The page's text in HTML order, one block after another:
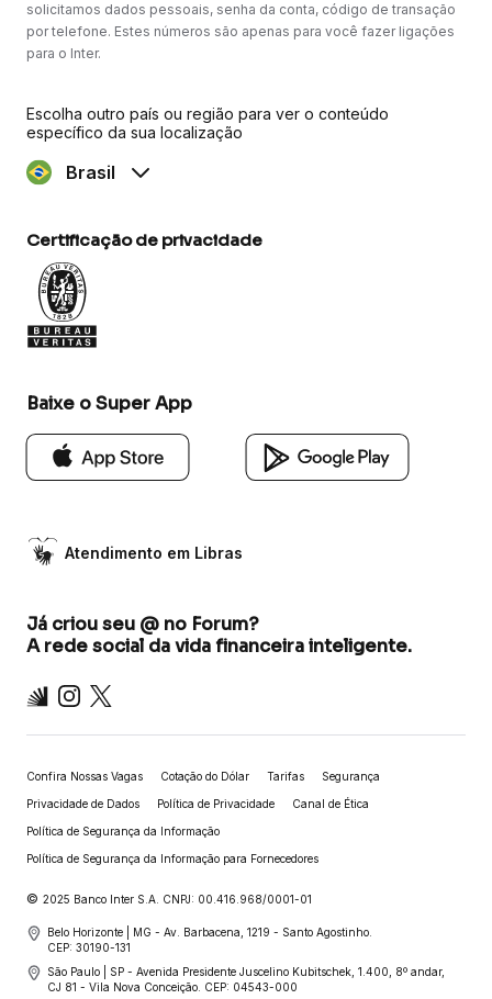
solicitamos dados pessoais, senha da conta, código de transação
por telefone. Estes números são apenas para você fazer ligações
para o Inter.
Escolha outro país ou região para ver o conteúdo
específico da sua localização
Brasil
Certificação de privacidade
Baixe o Super App
Atendimento em Libras
Já criou seu @ no Forum?
A rede social da vida financeira inteligente.
Inter Instagram
X
Confira Nossas Vagas Cotação do Dólar Tarifas Segurança
Privacidade de Dados Política de Privacidade Canal de Ética
Política de Segurança da Informação
Política de Segurança da Informação para Fornecedores
© 2025 Banco Inter S.A. CNPJ: 00.416.968/0001-01
Belo Horizonte | MG - Av. Barbacena, 1219 - Santo Agostinho.
CEP: 30190-131
São Paulo | SP - Avenida Presidente Juscelino Kubitschek, 1.400, 8º andar,
CJ 81 - Vila Nova Conceição. CEP: 04543-000